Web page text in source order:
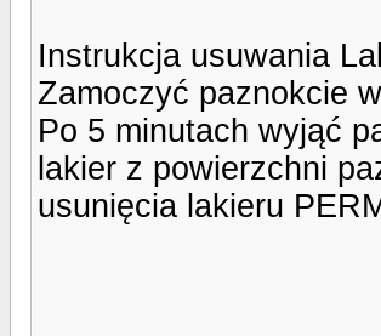
Instrukcja usuwania
Zamoczyć paznokcie
Po 5 minutach wyjąć
lakier z powierzchni
usunięcia lakieru